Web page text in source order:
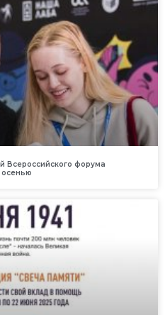
Всероссийского форума
осенью